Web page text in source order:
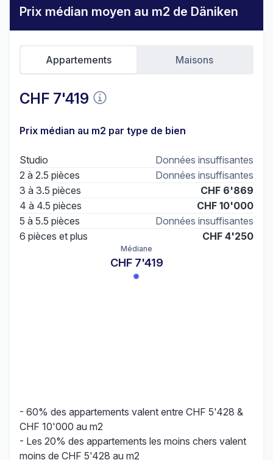
Prix médian moyen au m2 de Däniken
CHF 7'419
Appartements Maisons
Prix médian au m2 par type de bien
Studio
Données insuffisantes
2 à 2.5 pièces
Données insuffisantes
3 à 3.5 pièces
CHF 6'869
4 à 4.5 pièces
CHF 10'000
5 à 5.5 pièces
Données insuffisantes
6 pièces et plus
CHF 4'250
Médiane
CHF 7'419
- 60% des appartements valent entre CHF 5'428 &
CHF 10'000 au m2
- Les 20% des appartements les moins chers valent
moins de CHF 5'428 au m2